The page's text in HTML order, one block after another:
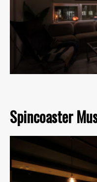
Spincoaster